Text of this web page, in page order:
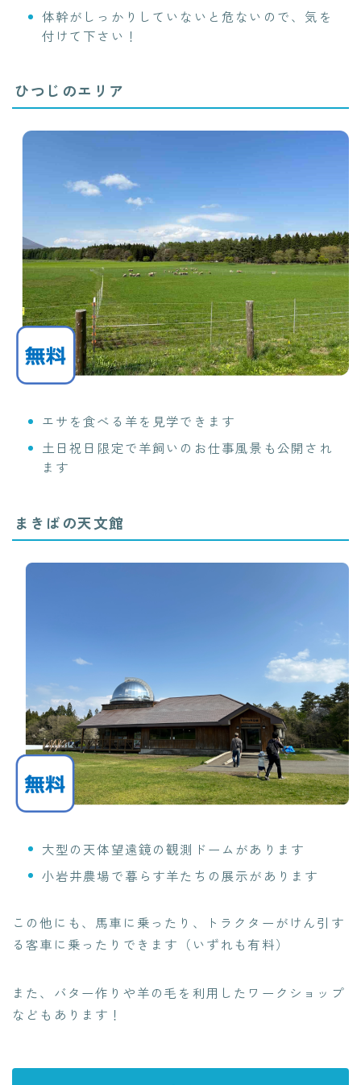
体幹がしっかりしていないと危ないので、気を
付けて下さい！
ひつじのエリア
エサを食べる羊を見学できます
土日祝日限定で羊飼いのお仕事風景も公開され
ます
まきばの天文館
大型の天体望遠鏡の観測ドームがあります
小岩井農場で暮らす羊たちの展示があります
この他にも、馬車に乗ったり、トラクターがけん引す
る客車に乗ったりできます（いずれも有料）
また、バター作りや羊の毛を利用したワークショップ
などもあります！